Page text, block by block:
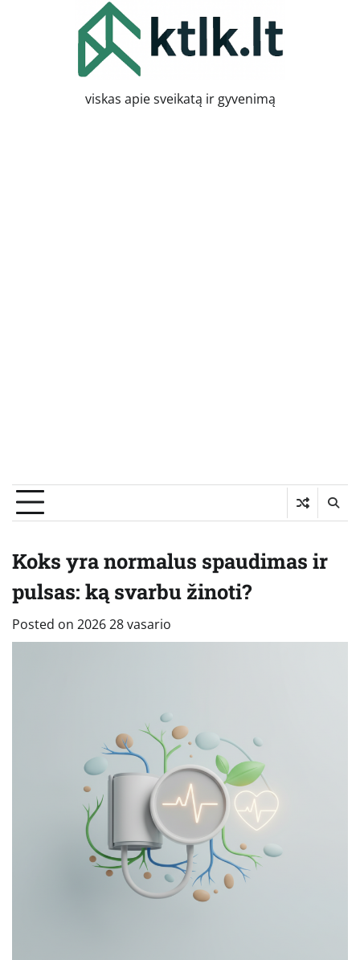
viskas apie sveikatą ir gyvenimą
Koks yra normalus spaudimas ir
pulsas: ką svarbu žinoti?
Posted on 2026 28 vasario